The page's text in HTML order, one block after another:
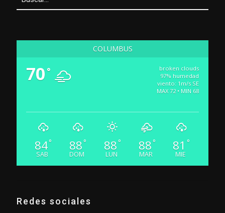
COLUMBUS
70 °
broken clouds
97% humedad
viento: 1m/s SE
MAX 72 • MIN 68
84°
SAB
88 °
DOM
88 °
LUN
88 °
MAR
81 °
MIE
Redes sociales